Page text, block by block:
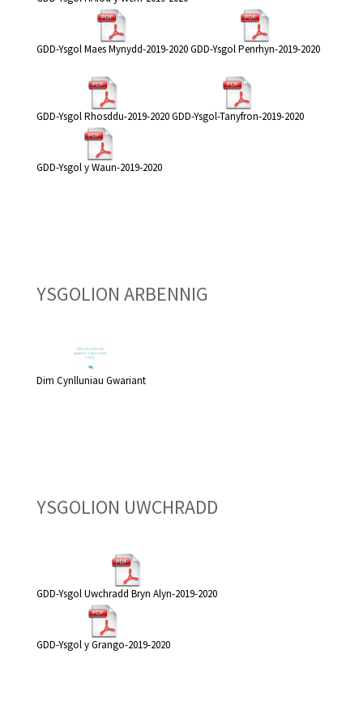
GDD-Ysgol Maes Mynydd-2019-2020GDD-Ysgol Penrhyn-2019-2020
GDD-Ysgol Rhosddu-2019-2020GDD-Ysgol-Tanyfron-2019-2020
GDD-Ysgol y Waun-2019-2020
YSGOLION ARBENNIG
Dim Cynlluniau Gwariant
YSGOLION UWCHRADD
GDD-Ysgol Uwchradd Bryn Alyn-2019-2020
GDD-Ysgol y Grango-2019-2020